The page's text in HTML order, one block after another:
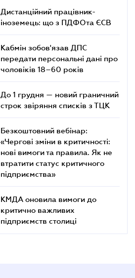
Дистанційний працівник-
іноземець: що з ПДФОта ЄСВ
Кабмін зобов'язав ДПС
передати персональні дані про
чоловіків 18–60 років
До 1 грудня — новий граничний
строк звіряння списків з ТЦК
Безкоштовний вебінар:
«Чергові зміни в критичності:
нові вимоги та правила. Як не
втратити статус критичного
підприємства»
КМДА оновила вимоги до
критично важливих
підприємств столиці